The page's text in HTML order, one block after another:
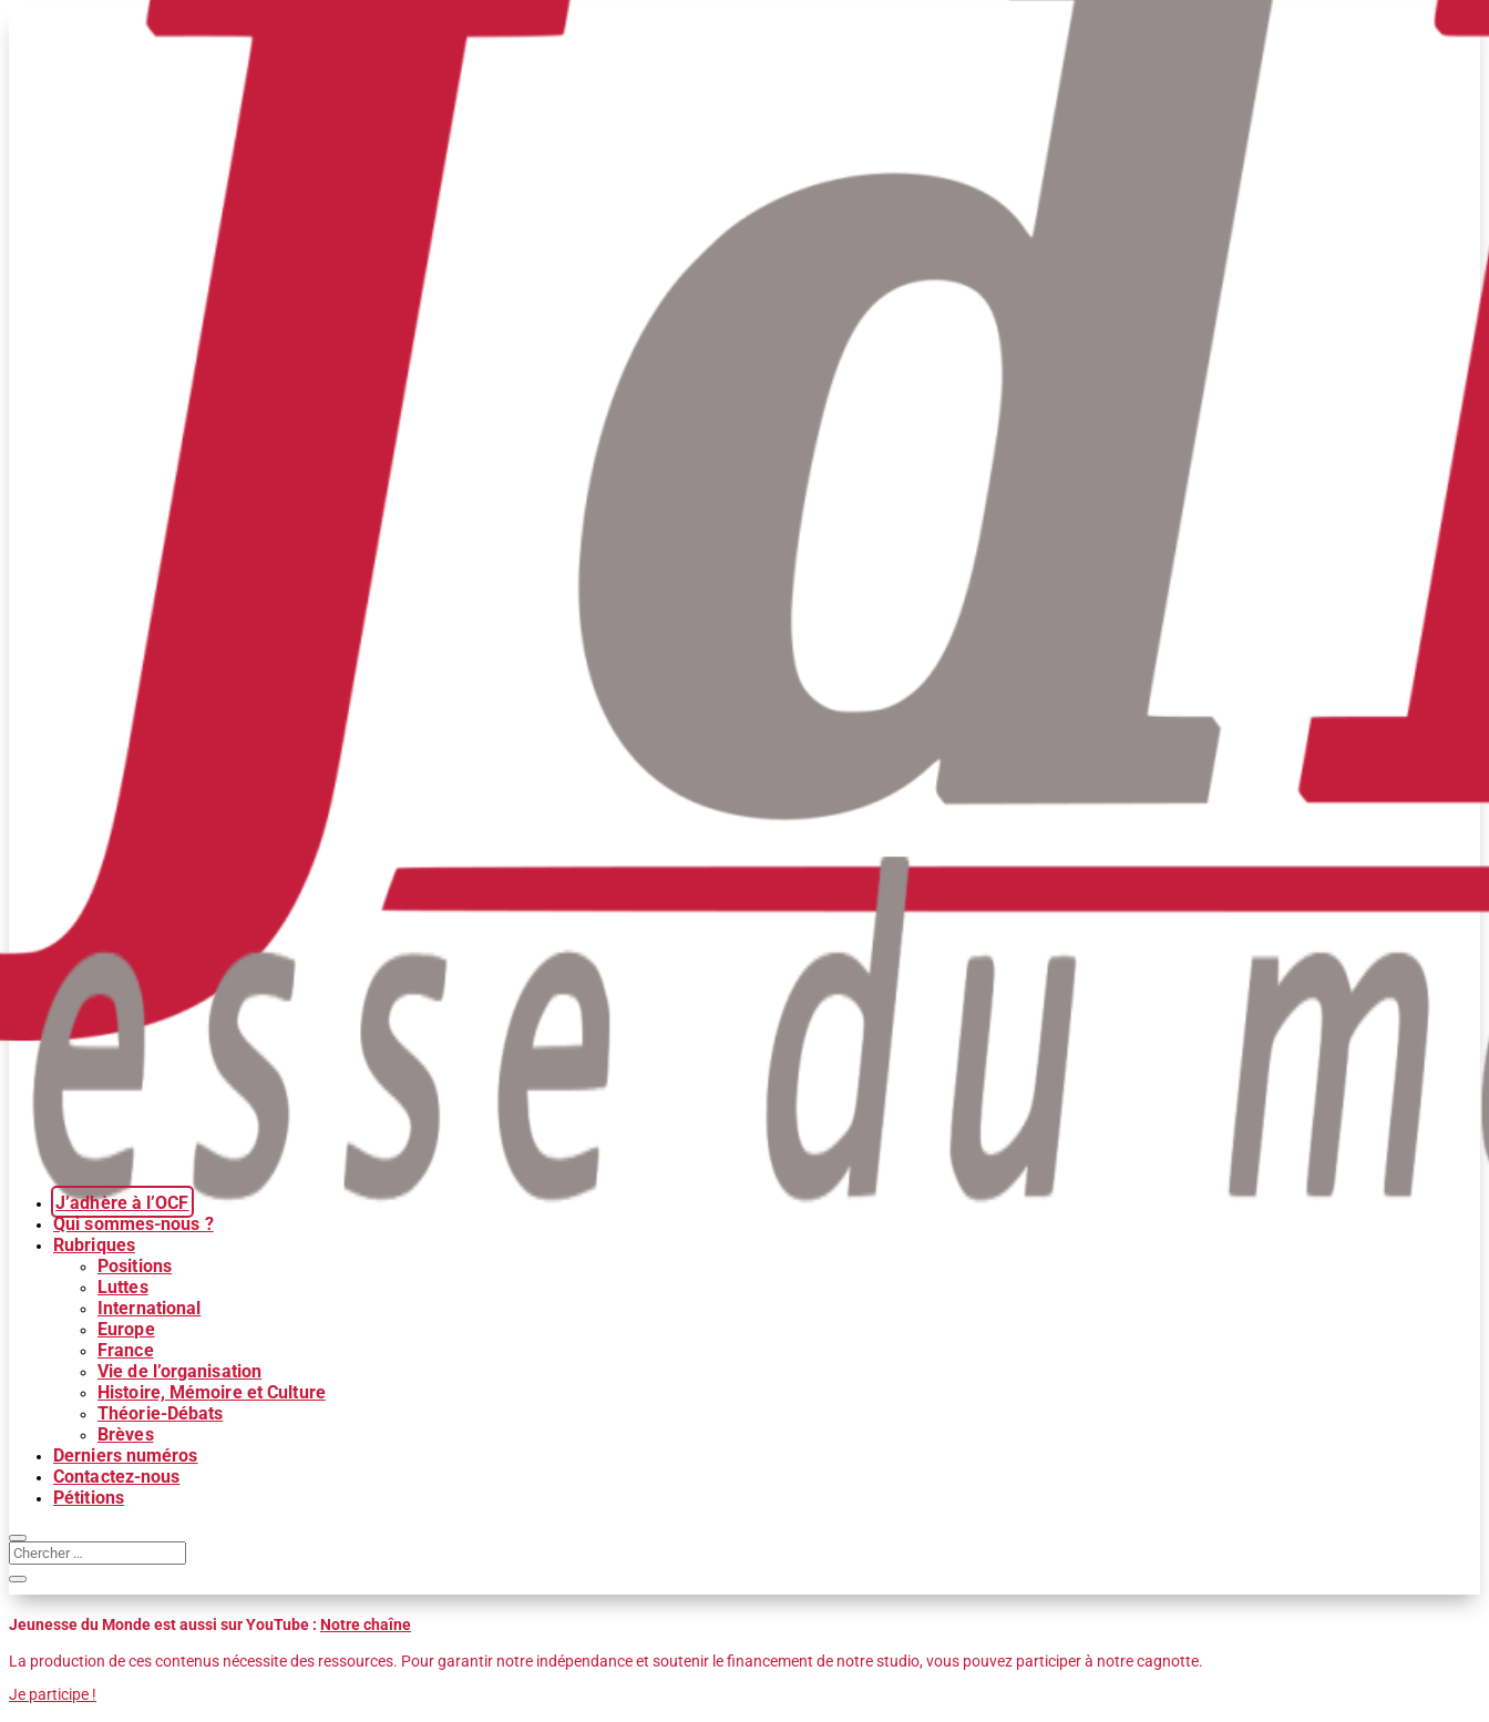
J’adhère à l’OCF
Qui sommes-nous ?
Rubriques
Positions
Luttes
International
Europe
France
Vie de l’organisation
Histoire, Mémoire et Culture
Théorie-Débats
Brèves
Derniers numéros
Contactez-nous
Pétitions
Jeunesse du Monde est aussi sur YouTube : Notre chaîne
La production de ces contenus nécessite des ressources. Pour garantir notre indépendance et soutenir le financement de notre studio, vous pouvez participer à notre cagnotte.
Je participe !